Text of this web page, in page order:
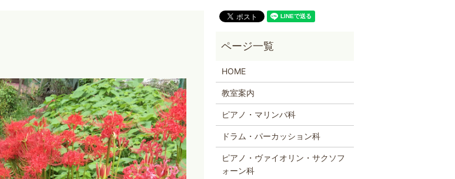
HOME
教室案内
ピアノ・マリンバ科
ドラム・パーカッション科
ピアノ・ヴァイオリン・サクソフ
ォーン科